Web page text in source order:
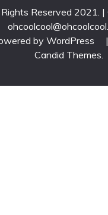
Reserved 2021. |
by WordPress
|
Candid Themes.